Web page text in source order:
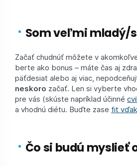
Som veľmi mladý/
Začať chudnúť môžete v
berte ako bonus – máte čas aj
päťdesiat alebo aj viac,
neskoro začať. Len si vyberte
pre vás (skúste napríklad účinné
a vhodnú diétu. Buďte zase fit
Čo si budú myslieť